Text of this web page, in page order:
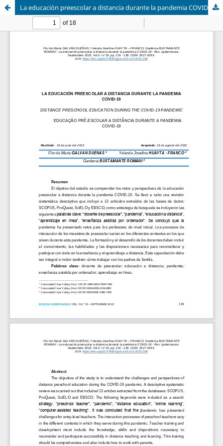
La educación preescolar a distancia durante la pandemia COVID-19